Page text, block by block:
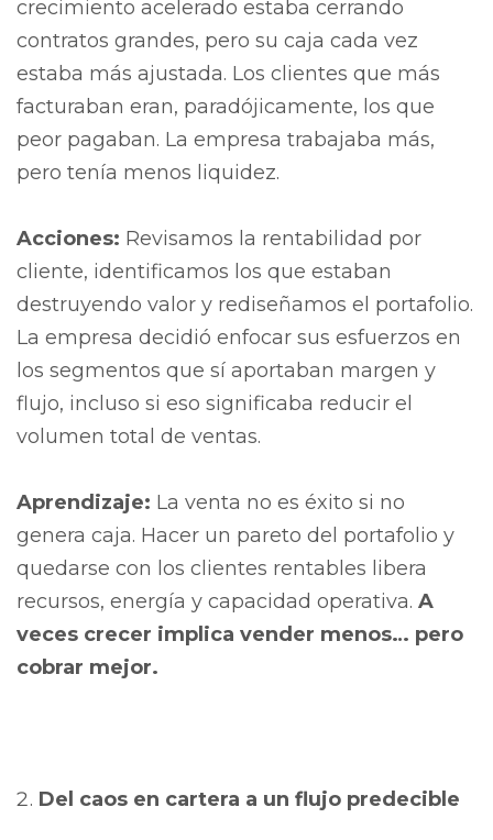
crecimiento acelerado estaba cerrando
contratos grandes, pero su caja cada vez
estaba más ajustada. Los clientes que más
facturaban eran, paradójicamente, los que
peor pagaban. La empresa trabajaba más,
pero tenía menos liquidez.
Acciones: Revisamos la rentabilidad por
cliente, identificamos los que estaban
destruyendo valor y rediseñamos el portafolio.
La empresa decidió enfocar sus esfuerzos en
los segmentos que sí aportaban margen y
flujo, incluso si eso significaba reducir el
volumen total de ventas.
Aprendizaje: La venta no es éxito si no
genera caja. Hacer un pareto del portafolio y
quedarse con los clientes rentables libera
recursos, energía y capacidad operativa. A
veces crecer implica vender menos… pero
cobrar mejor.
Del caos en cartera a un flujo predecible